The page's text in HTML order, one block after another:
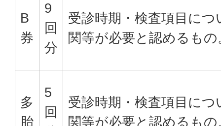
B
券
9
回
分
受診時期・検査項目に
関等が必要と認めるもの
多
胎
5
回
受診時期・検査項目に
関等が必要と認めるもの